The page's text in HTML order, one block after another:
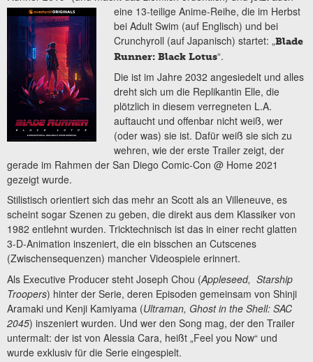
eine 13-teilige Anime-Reihe, die im Herbst
bei Adult Swim (auf Englisch) und bei
Crunchyroll (auf Japanisch) startet: „Blade
Runner: Black Lotus“.
Die ist im Jahre 2032 angesiedelt und alles
dreht sich um die Replikantin Elle, die
plötzlich in diesem verregneten L.A.
auftaucht und offenbar nicht weiß, wer
(oder was) sie ist. Dafür weiß sie sich zu
wehren, wie der erste Trailer zeigt, der
gerade im Rahmen der San Diego Comic-Con @ Home 2021
gezeigt wurde.
Stilistisch orientiert sich das mehr an Scott als an Villeneuve, es
scheint sogar Szenen zu geben, die direkt aus dem Klassiker von
1982 entlehnt wurden. Tricktechnisch ist das in einer recht glatten
3-D-Animation inszeniert, die ein bisschen an Cutscenes
(Zwischensequenzen) mancher Videospiele erinnert.
Als Executive Producer steht Joseph Chou (Appleseed, Starship
Troopers) hinter der Serie, deren Episoden gemeinsam von Shinji
Aramaki und Kenji Kamiyama (Ultraman, Ghost in the Shell: SAC
2045) inszeniert wurden. Und wer den Song mag, der den Trailer
untermalt: der ist von Alessia Cara, heißt „Feel you Now“ und
wurde exklusiv für die Serie eingespielt.